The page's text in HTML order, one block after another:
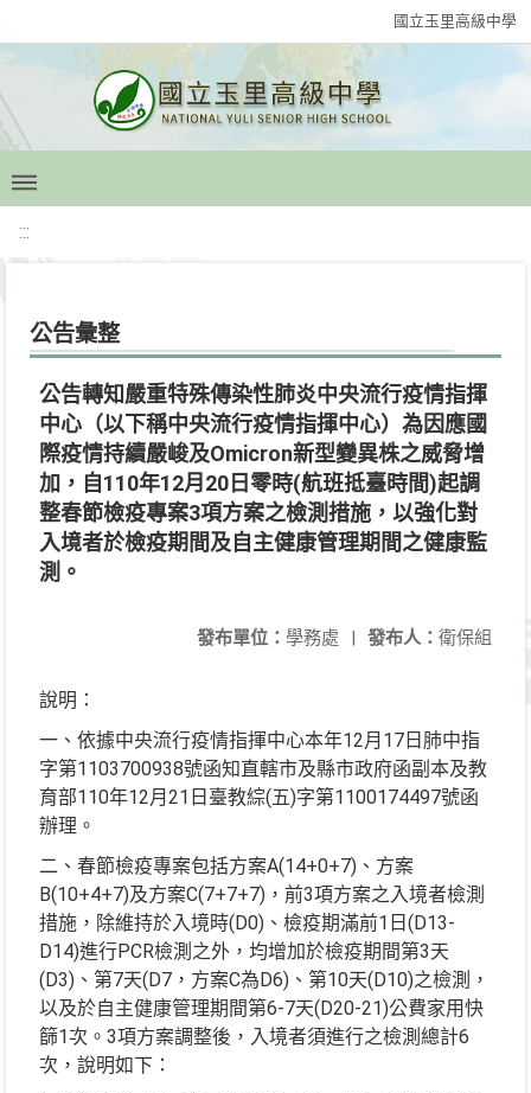
國立玉里高級中學
:::
公告彙整
公告轉知嚴重特殊傳染性肺炎中央流行疫情指揮
中心（以下稱中央流行疫情指揮中心）為因應國
際疫情持續嚴峻及Omicron新型變異株之威脅增
加，自110年12月20日零時(航班抵臺時間)起調
整春節檢疫專案3項方案之檢測措施，以強化對
入境者於檢疫期間及自主健康管理期間之健康監
測。
發布人： 衛保組
發布單位： 學務處 |
說明：
一、依據中央流行疫情指揮中心本年12月17日肺中指
字第1103700938號函知直轄市及縣市政府函副本及教
育部110年12月21日臺教綜(五)字第1100174497號函
辦理。
二、春節檢疫專案包括方案A(14+0+7)、方案
B(10+4+7)及方案C(7+7+7)，前3項方案之入境者檢測
措施，除維持於入境時(D0)、檢疫期滿前1日(D13-
D14)進行PCR檢測之外，均增加於檢疫期間第3天
(D3)、第7天(D7，方案C為D6)、第10天(D10)之檢測，
以及於自主健康管理期間第6-7天(D20-21)公費家用快
篩1次。3項方案調整後，入境者須進行之檢測總計6
次，說明如下：